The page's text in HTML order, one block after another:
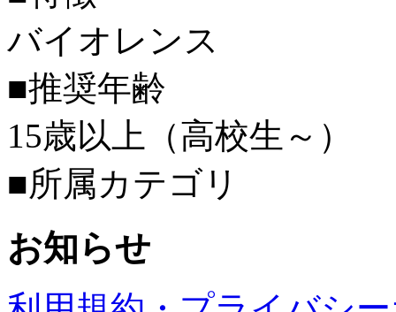
バイオレンス
■推奨年齢
15歳以上（高校生～）
■所属カテゴリ
お知らせ